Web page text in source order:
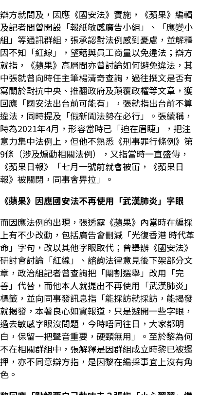
辯方就問及，因應《國安法》實施，《蘋果》編輯
及記者間曾開設「報紙敏感廣告小組」、「應變小
組」等通訊群組，張承認對法例感到憂慮，並解釋
因不知「紅線」，望藉與員工商量以免違法；辯方
就指，《蘋果》高層間亦曾討論如何避免違法，其
中張就曾向時任主筆楊清奇查詢，過往撰文是否有
寫關於對抗中央、推翻政府及顛覆政權等文章，獲
回應「國安法出台前可能有」，張就指出台前不算
違法，同時提及「假新聞法勢在必行」。張續稱，
時為2021年4月，形容當時已「迫在眉睫」，把注
意力集中法例上，但他不熟悉《刑事罪行條例》第
9條（涉及煽動相關法例），又指當時一直盛傳，
《蘋果日報》「七月一號前就會被冚，《蘋果日
報》被關閉，同事會畀拉」。
《蘋果》因應國安法不再使用「武漢肺炎」字眼
而因應法例的出現，張透露《蘋果》內當時在編採
上有不少改動，包括廣告會刪減「光復香港 時代革
命」字句，改以其他字眼取代；曾舉辦《國安法》
研討會討論「紅線」、諮詢法律意見後下架部分文
章，政治組記者曾查詢把「閹割選舉」改用「完
善」代替，而他本人就提出不再使用「武漢肺炎」
標籤，並向同事發訊息指「能採訪就採訪，能揭發
就揭發，本著良心如實報道，只是避開一些字眼，
過去敏感字眼沒問題，今時唔同往日，大家都明
白，保留一把聲音重要，硬頸無用」。至於黎為何
不在相關群組中，張解釋是因群組成立時黎已被還
押，亦不同意辯方指，是因黎在編採事宜上沒有角
色。